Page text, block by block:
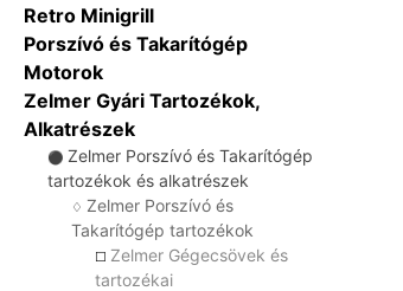
Retro Minigrill
Porszívó és Takarítógép
Motorok
Zelmer Gyári Tartozékok,
Alkatrészek
⚫ Zelmer Porszívó és Takarítógép
tartozékok és alkatrészek
♢ Zelmer Porszívó és
Takarítógép tartozékok
☐ Zelmer Gégecsövek és
tartozékai